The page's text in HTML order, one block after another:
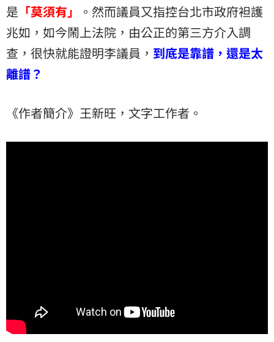
是 「莫須有」
。然而議員又指控台北市政府袒護
兆如，如今鬧上法院，由公正的第三方介入調
查，很快就能證明李議員， 到底是靠譜，還是太
離譜？
《作者簡介》王新旺，文字工作者。